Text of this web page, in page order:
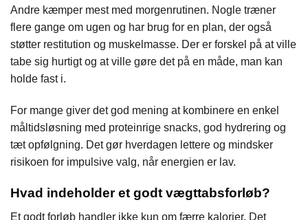
Andre kæmper mest med morgenrutinen. Nogle træner
flere gange om ugen og har brug for en plan, der også
støtter restitution og muskelmasse. Der er forskel på at ville
tabe sig hurtigt og at ville gøre det på en måde, man kan
holde fast i.
For mange giver det god mening at kombinere en enkel
måltidsløsning med proteinrige snacks, god hydrering og
tæt opfølgning. Det gør hverdagen lettere og mindsker
risikoen for impulsive valg, når energien er lav.
Hvad indeholder et godt vægttabsforløb?
Et godt forløb handler ikke kun om færre kalorier. Det